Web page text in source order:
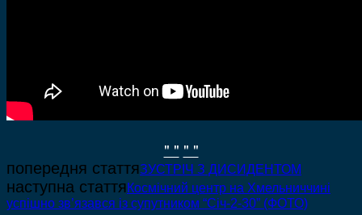
" " " "
попередня статтяЗУСТРІЧ З ДИСИДЕНТОМ
наступна статтяКосмічний центр на Хмельниччині
успішно зв’язався із супутником “Січ-2-30” (ФОТО)